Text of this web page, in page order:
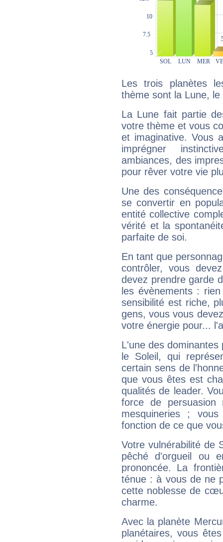
Les trois planètes
thème sont la Lune,
La Lune fait partie
votre thème et vous
et imaginative. Vous
imprégner
ambiances, des
pour rêver votre vie
Une des
se convertir en
entité collective
vérité et la
parfaite de soi.
En tant que
contrôler, vous
devez prendre garde
les évènements :
sensibilité est riche,
gens, vous vous
votre énergie pour...
L'une des
le Soleil, qui
certain sens de
que vous êtes est
qualités de leader.
force de
mesquineries ;
fonction de ce que
Votre vulnérabilité de
pêché d'orgueil ou
prononcée. La
ténue : à vous de ne
cette noblesse de
charme.
Avec la planète
planétaires, vous